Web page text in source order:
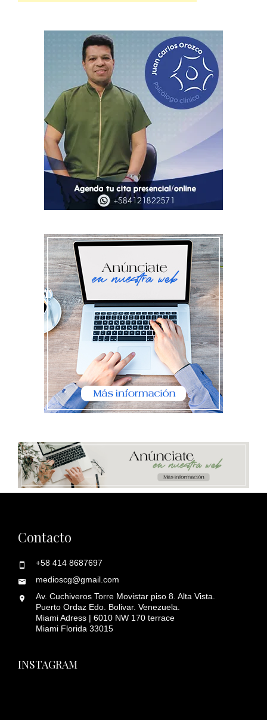
Contacto
+58 414 8687697
medioscg@gmail.com
Av. Cuchiveros Torre Movistar piso 8. Alta Vista.
Puerto Ordaz Edo. Bolivar. Venezuela.
Miami Adress | 6010 NW 170 terrace
Miami Florida 33015
INSTAGRAM